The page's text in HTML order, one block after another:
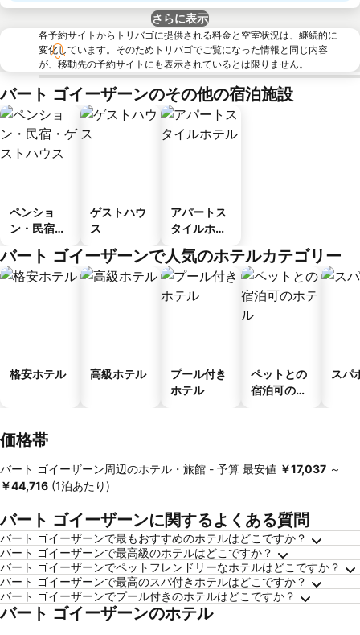
さらに表示
各予約サイトからトリバゴに提供される料金と空室状況は、継続的に
変化しています。そのためトリバゴでご覧になった情報と同じ内容
が、移動先の予約サイトにも表示されているとは限りません。
バート ゴイーザーンのその他の宿泊施設
ペンショ
ン・民宿・
ス
ゲストハウ
ス
アパートス
タイルホテ
バート ゴイーザーンで人気のホテルカテゴリー
格安ホテル 高級ホテル
プール付き
ホテル
ペットとの
宿泊可のホ
スパ
価格帯
バート ゴイーザーン周辺のホテル・旅館 - 予算 最安値 ‎￥17,037 ～
‎￥44,716 (1泊あたり)
バート ゴイーザーンに関するよくある質問
バート ゴイーザーンで最もおすすめのホテルはどこですか？
バート ゴイーザーンで最高級のホテルはどこですか？
バート ゴイーザーンでペットフレンドリーなホテルはどこですか？
バート ゴイーザーンで最高のスパ付きホテルはどこですか？
バート ゴイーザーンでプール付きのホテルはどこですか？
バート ゴイーザーンのホテル